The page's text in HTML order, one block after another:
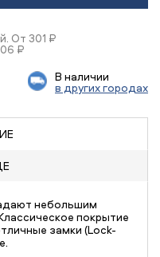
От 301 ₽
₽
В наличии
в других городах
небольшим
покрытие
замки (Lock-